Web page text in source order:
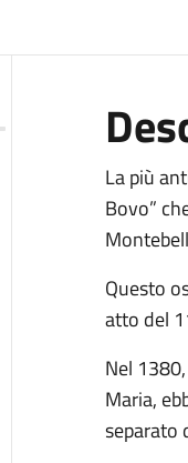
La più
Bovo”
Questo
atto del
Nel
Maria,
separato